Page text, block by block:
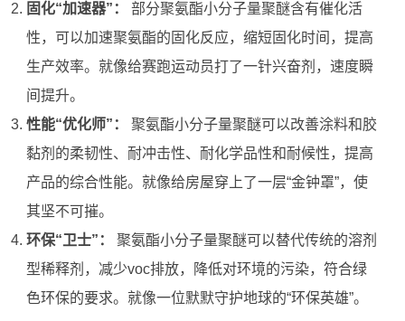
固化“加速器”：
部分聚氨酯小分子量聚醚含有催化活
性，可以加速聚氨酯的固化反应，缩短固化时间，提高
生产效率。就像给赛跑运动员打了一针兴奋剂，速度瞬
间提升。
性能“优化师”：
聚氨酯小分子量聚醚可以改善涂料和胶
黏剂的柔韧性、耐冲击性、耐化学品性和耐候性，提高
产品的综合性能。就像给房屋穿上了一层“金钟罩”，使
其坚不可摧。
环保“卫士”：
聚氨酯小分子量聚醚可以替代传统的溶剂
型稀释剂，减少voc排放，降低对环境的污染，符合绿
色环保的要求。就像一位默默守护地球的“环保英雄”。